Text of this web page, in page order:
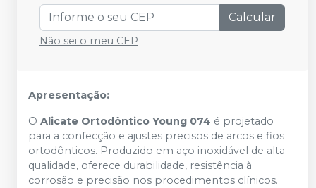
Calcular
Não sei o meu CEP
Apresentação:
O Alicate Ortodôntico Young 074 é projetado
para a confecção e ajustes precisos de arcos e fios
ortodônticos. Produzido em aço inoxidável de alta
qualidade, oferece durabilidade, resistência à
corrosão e precisão nos procedimentos clínicos.